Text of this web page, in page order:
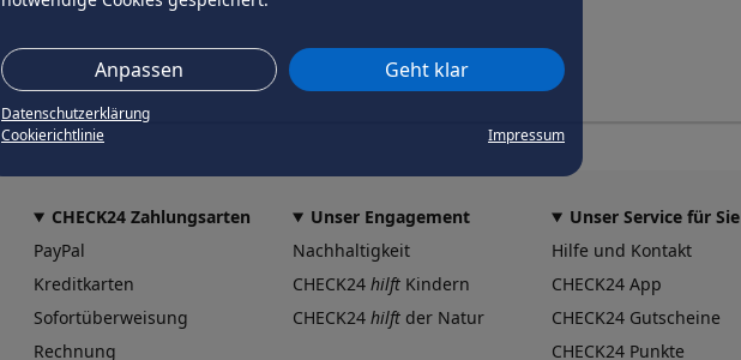
Anpassen Geht klar
Datenschutzerklärung
Cookierichtlinie
Impressum
CHECK24 Zahlungsarten
PayPal
Kreditkarten
Sofortüberweisung
Rechnung
Unser Engagement
Nachhaltigkeit
CHECK24 hilft Kindern
CHECK24 hilft der Natur
Unser Service für Sie
Hilfe und Kontakt
CHECK24 App
CHECK24 Gutscheine
CHECK24 Punkte